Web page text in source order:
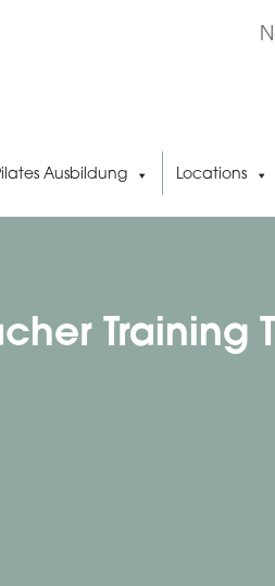
Ausbildung Locations
Training